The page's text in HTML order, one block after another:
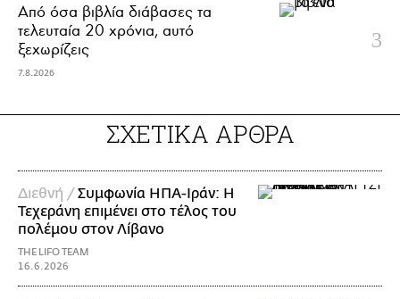
Από όσα βιβλία διάβασες τα
τελευταία 20 χρόνια, αυτό
ξεχωρίζεις
7.8.2026
ΣΧΕΤΙΚΑ ΑΡΘΡΑ
Διεθνή /Συμφωνία ΗΠΑ-Ιράν: Η
Τεχεράνη επιμένει στο τέλος του
πολέμου στον Λίβανο
THE LIFO TEAM
16.6.2026